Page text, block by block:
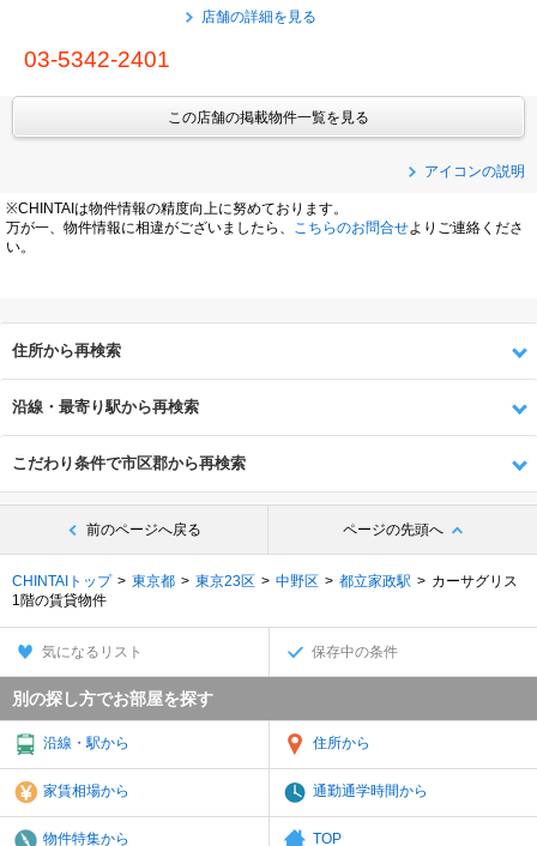
店舗の詳細を見る
03-5342-2401
この店舗の掲載物件一覧を見る
アイコンの説明
※CHINTAIは物件情報の精度向上に努めております。
万が一、物件情報に相違がございましたら、
こちらのお問合せよりご連絡くださ
い。
住所から再検索
沿線・最寄り駅から再検索
こだわり条件で市区郡から再検索
前のページへ戻る ページの先頭へ
CHINTAIトップ 東京都 東京23区 中野区 都立家政駅
カーサグリス
1階の賃貸物件
気になるリスト 保存中の条件
別の探し方でお部屋を探す
沿線・駅から 住所から
家賃相場から 通勤通学時間から
物件特集から TOP